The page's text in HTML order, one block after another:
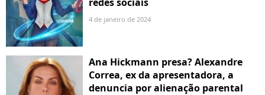
4 de janeiro de 2024
Ana Hickmann presa? Alexandre
Correa, ex da apresentadora, a
denuncia por alienação parental